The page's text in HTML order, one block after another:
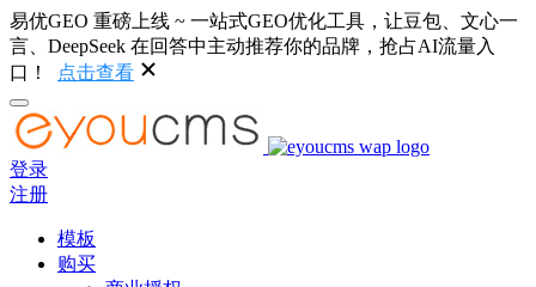
易优GEO 重磅上线 ~ 一站式GEO优化工具，让豆包、文心一
言、DeepSeek 在回答中主动推荐你的品牌，抢占AI流量入
口！
点击查看
登录
注册
模板
购买